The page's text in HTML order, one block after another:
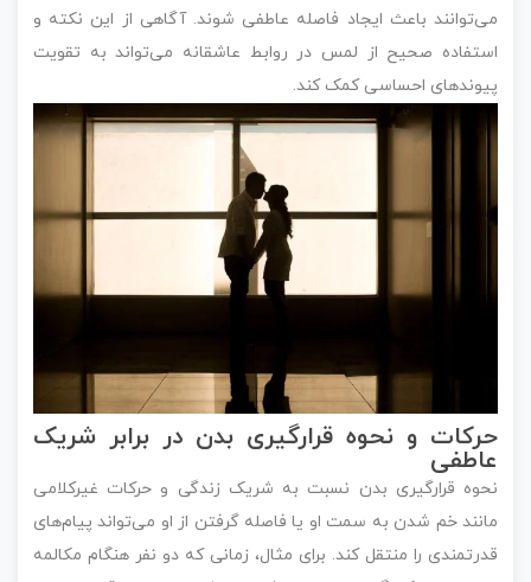
می‌توانند باعث ایجاد فاصله عاطفی شوند. آگاهی از این نکته و
استفاده صحیح از لمس در روابط عاشقانه می‌تواند به تقویت
پیوندهای احساسی کمک کند.
حرکات و نحوه قرارگیری بدن در برابر شریک
عاطفی
نحوه قرارگیری بدن نسبت به شریک زندگی و حرکات غیرکلامی
مانند خم شدن به سمت او یا فاصله گرفتن از او می‌تواند پیام‌های
قدرتمندی را منتقل کند. برای مثال، زمانی که دو نفر هنگام مکالمه